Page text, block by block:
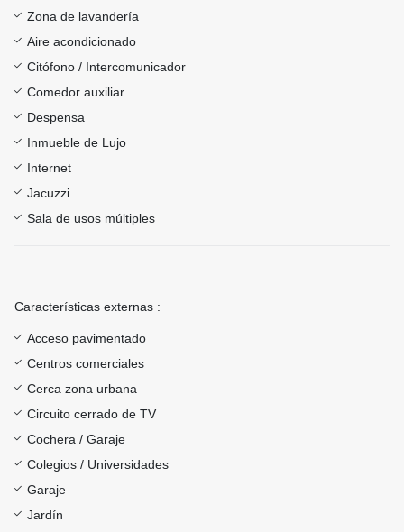
Zona de lavandería
Aire acondicionado
Citófono / Intercomunicador
Comedor auxiliar
Despensa
Inmueble de Lujo
Internet
Jacuzzi
Sala de usos múltiples
Características externas :
Acceso pavimentado
Centros comerciales
Cerca zona urbana
Circuito cerrado de TV
Cochera / Garaje
Colegios / Universidades
Garaje
Jardín